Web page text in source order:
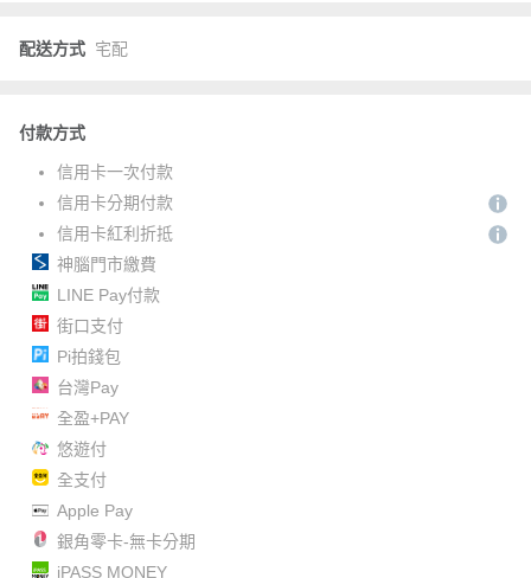
配送方式 宅配
付款方式
信用卡一次付款
信用卡分期付款
信用卡紅利折抵
神腦門市繳費
LINE Pay付款
街口支付
Pi拍錢包
台灣Pay
全盈+PAY
悠遊付
全支付
Apple Pay
銀角零卡-無卡分期
iPASS MONEY